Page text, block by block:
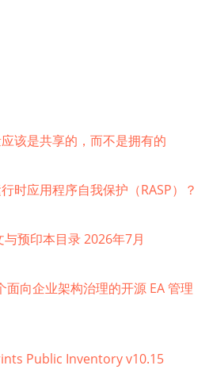
该是共享的，而不是拥有的
时应用程序自我保护（RASP）？
预印本目录 2026年7月
向企业架构治理的开源 EA 管理
Public Inventory v10.15